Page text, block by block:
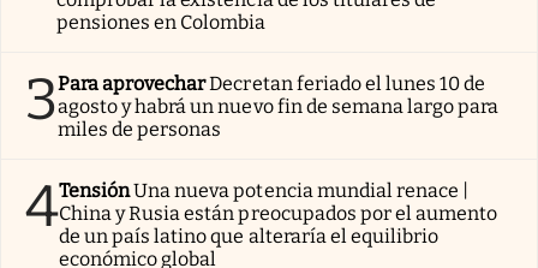
pensiones en Colombia
3Para aprovecharDecretan feriado el lunes 10 de
agosto y habrá un nuevo fin de semana largo para
miles de personas
4TensiónUna nueva potencia mundial renace |
China y Rusia están preocupados por el aumento
de un país latino que alteraría el equilibrio
económico global